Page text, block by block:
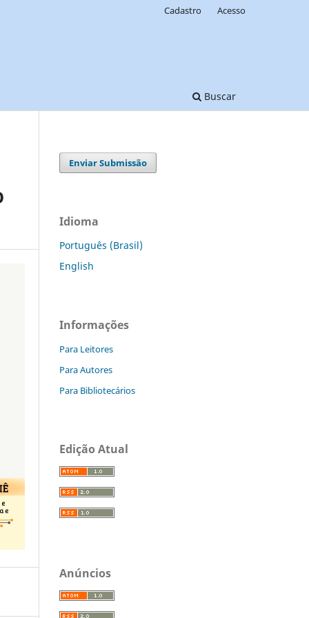
Buscar
Cadastro Acesso
Enviar Submissão
Idioma
Português (Brasil)
English
Informações
Para Leitores
Para Autores
Para Bibliotecários
Edição Atual
Anúncios